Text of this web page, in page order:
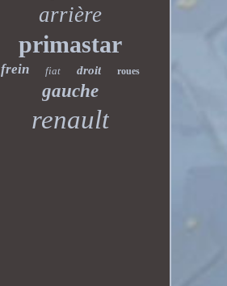
arrière
primastar
frein fiat droit roues
gauche
renault